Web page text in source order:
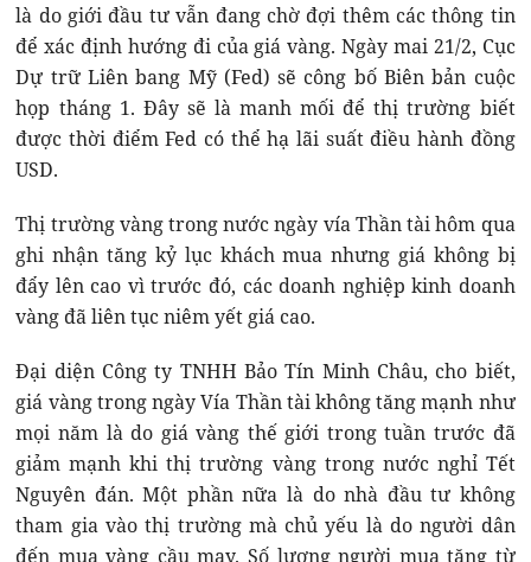
là do giới đầu tư vẫn đang chờ đợi thêm các thông tin
để xác định hướng đi của giá vàng. Ngày mai 21/2, Cục
Dự trữ Liên bang Mỹ (Fed) sẽ công bố Biên bản cuộc
họp tháng 1. Đây sẽ là manh mối để thị trường biết
được thời điểm Fed có thể hạ lãi suất điều hành đồng
USD.
Thị trường vàng trong nước ngày vía Thần tài hôm qua
ghi nhận tăng kỷ lục khách mua nhưng giá không bị
đẩy lên cao vì trước đó, các doanh nghiệp kinh doanh
vàng đã liên tục niêm yết giá cao.
Đại diện Công ty TNHH Bảo Tín Minh Châu, cho biết,
giá vàng trong ngày Vía Thần tài không tăng mạnh như
mọi năm là do giá vàng thế giới trong tuần trước đã
giảm mạnh khi thị trường vàng trong nước nghỉ Tết
Nguyên đán. Một phần nữa là do nhà đầu tư không
tham gia vào thị trường mà chủ yếu là do người dân
đến mua vàng cầu may. Số lượng người mua tăng từ